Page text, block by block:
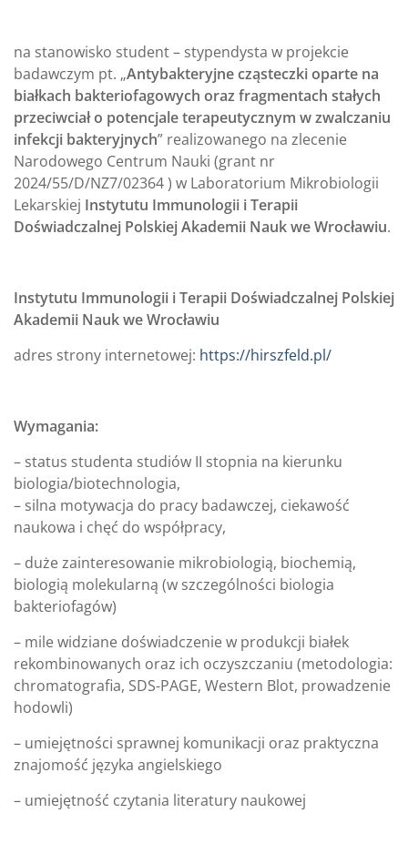
na stanowisko student – stypendysta w projekcie
badawczym pt. „Antybakteryjne cząsteczki oparte na
białkach bakteriofagowych oraz fragmentach stałych
przeciwciał o potencjale terapeutycznym w zwalczaniu
infekcji bakteryjnych” realizowanego na zlecenie
Narodowego Centrum Nauki (grant nr
2024/55/D/NZ7/02364 ) w Laboratorium Mikrobiologii
Lekarskiej Instytutu Immunologii i Terapii
Doświadczalnej Polskiej Akademii Nauk we Wrocławiu.
Instytutu Immunologii i Terapii Doświadczalnej Polskiej
Akademii Nauk we Wrocławiu
adres strony internetowej: https://hirszfeld.pl/
Wymagania:
– status studenta studiów II stopnia na kierunku
biologia/biotechnologia,
– silna motywacja do pracy badawczej, ciekawość
naukowa i chęć do współpracy,
– duże zainteresowanie mikrobiologią, biochemią,
biologią molekularną (w szczególności biologia
bakteriofagów)
– mile widziane doświadczenie w produkcji białek
rekombinowanych oraz ich oczyszczaniu (metodologia:
chromatografia, SDS-PAGE, Western Blot, prowadzenie
hodowli)
– umiejętności sprawnej komunikacji oraz praktyczna
znajomość języka angielskiego
– umiejętność czytania literatury naukowej